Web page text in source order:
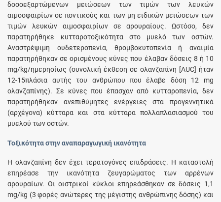
δοσοεξαρτώμενων μειώσεων των τιμών των λευκών
αιμοσφαιρίων σε ποντικούς και των μη ειδικών μειώσεων των
τιμών λευκών αιμοσφαιρίων σε αρουραίους. Ωστόσο, δεν
παρατηρήθηκε κυτταροτοξικότητα στο μυελό των οστών.
Αναστρέψιμη ουδετεροπενία, θρομβοκυτοπενία ή αναιμία
παρατηρήθηκαν σε ορισμένους κύνες που έλαβαν δόσεις 8 ή 10
mg/kg/ημερησίως (συνολική έκθεση σε ολανζαπίνη [AUC] ήταν
12-15πλάσια αυτής του ανθρώπου που έλαβε δόση 12 mg
ολανζαπίνης). Σε κύνες που έπασχαν από κυτταροπενία, δεν
παρατηρήθηκαν ανεπιθύμητες ενέργειες στα προγεννητικά
(αρχέγονα) κύτταρα και στα κύτταρα πολλαπλασιασμού του
μυελού των οστών.
Τοξικότητα στην αναπαραγωγική ικανότητα
H ολανζαπίνη δεν έχει τερατογόνες επιδράσεις. H καταστολή
επηρέασε την ικανότητα ζευγαρώματος των αρρένων
αρουραίων. Οι οιστρικοί κύκλοι επηρεάσθηκαν σε δόσεις 1,1
mg/kg (3 φορές ανώτερες της μέγιστης ανθρώπινης δόσης) και